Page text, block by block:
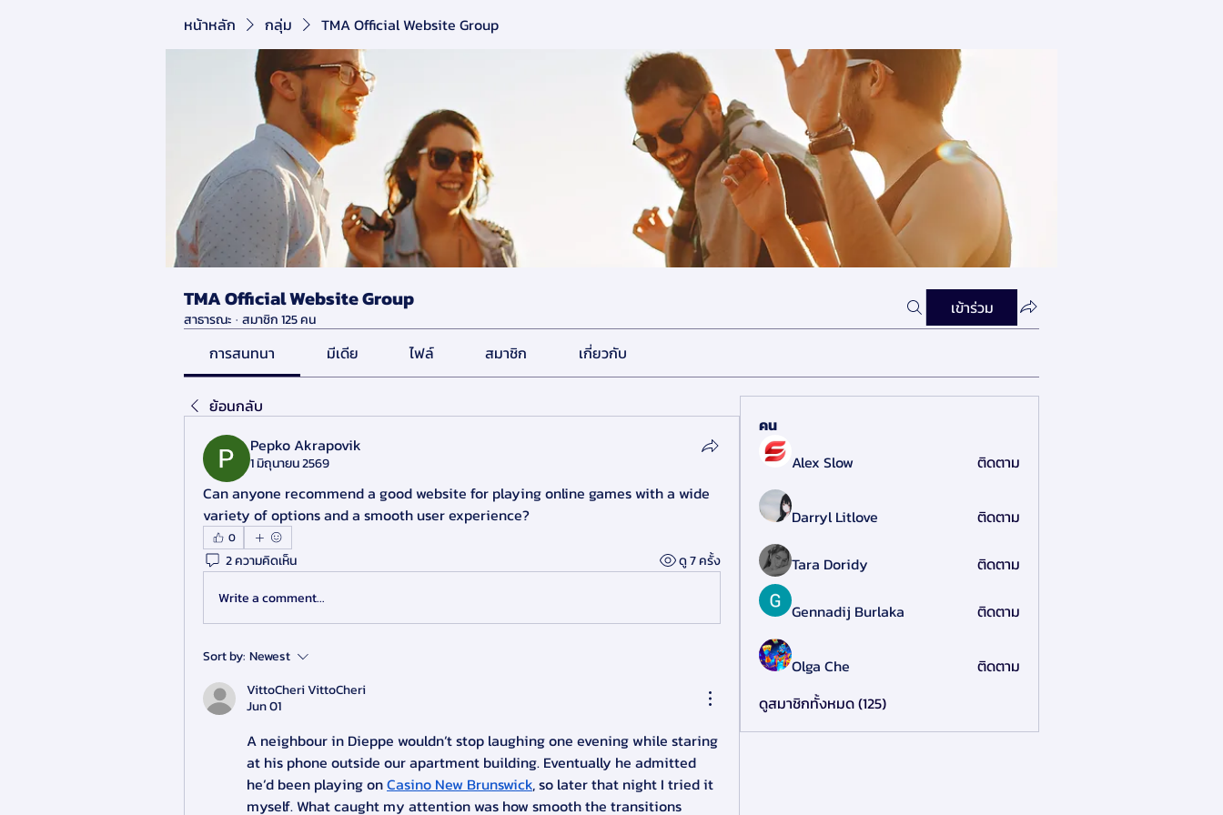
หน้าหลัก กลุ่ม TMA Official Website Group
TMA Official Website Group
สาธารณะ · สมาชิก 125 คน
เข้าร่วม
การสนทนา มีเดีย ไฟล์ สมาชิก เกี่ยวกับ
ย้อนกลับ
Pepko Akrapovik
1 มิถุนายน 2569
Can anyone recommend a good website for playing online games with a wide
variety of options and a smooth user experience?
0
2 ความคิดเห็น
ดู 7 ครั้ง
Write a comment...
Sort by: Newest
VittoCheri VittoCheri
Jun 01
A neighbour in Dieppe wouldn’t stop laughing one evening while staring
at his phone outside our apartment building. Eventually he admitted
he’d been playing on Casino New Brunswick, so later that night I tried it
myself. What caught my attention was how smooth the transitions
คน
Alex Slow
ติดตาม
Darryl Litlove ติดตาม
Tara Doridy ติดตาม
Gennadij Burlaka ติดตาม
Olga Che
ติดตาม
ดูสมาชิกทั้งหมด (125)